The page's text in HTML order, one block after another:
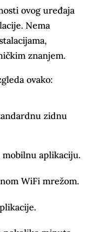
ovog uređaja
Nema
znanjem.
ovako:
zidnu
aplikaciju.
WiFi mrežom.